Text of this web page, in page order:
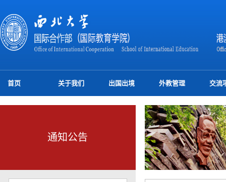
首页 关于我们 出国出境 外教管理 交流
通知公告